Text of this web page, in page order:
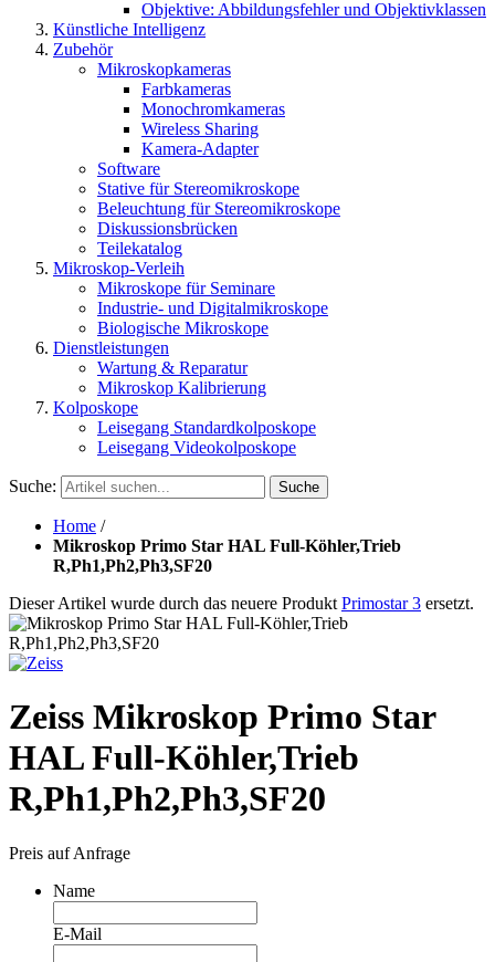
Objektive: Abbildungsfehler und Objektivklassen
Künstliche Intelligenz
Zubehör
Mikroskopkameras
Farbkameras
Monochromkameras
Wireless Sharing
Kamera-Adapter
Software
Stative für Stereomikroskope
Beleuchtung für Stereomikroskope
Diskussionsbrücken
Teilekatalog
Mikroskop-Verleih
Mikroskope für Seminare
Industrie- und Digitalmikroskope
Biologische Mikroskope
Dienstleistungen
Wartung & Reparatur
Mikroskop Kalibrierung
Kolposkope
Leisegang Standardkolposkope
Leisegang Videokolposkope
Suche: Suche
Home /
Mikroskop Primo Star HAL Full-Köhler,Trieb
R,Ph1,Ph2,Ph3,SF20
Dieser Artikel wurde durch das neuere Produkt Primostar 3 ersetzt.
Zeiss Mikroskop Primo Star
HAL Full-Köhler,Trieb
R,Ph1,Ph2,Ph3,SF20
Preis auf Anfrage
Name
E-Mail